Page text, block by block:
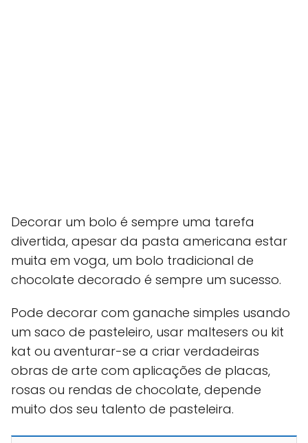
Decorar um bolo é sempre uma tarefa
divertida, apesar da pasta americana estar
muita em voga, um bolo tradicional de
chocolate decorado é sempre um sucesso.
Pode decorar com ganache simples usando
um saco de pasteleiro, usar maltesers ou kit
kat ou aventurar-se a criar verdadeiras
obras de arte com aplicações de placas,
rosas ou rendas de chocolate, depende
muito dos seu talento de pasteleira.